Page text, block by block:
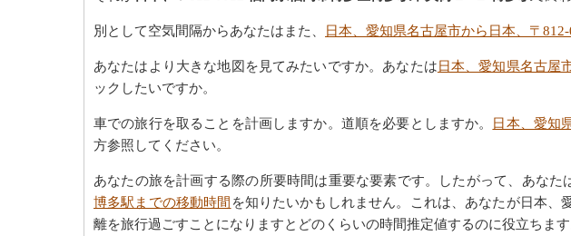
別として空気間隔からあなたはまた、 日本、愛知県名古屋市から日本、〒
あなたはより大きな地図を見てみたいですか。あなたは日本、愛知県名古屋
ックしたいですか。
車での旅行を取ることを計画しますか。道順を必要としますか。 日本、愛知
方参照してください。
あなたの旅を計画する際の所要時間は重要な要素です。したがって、あなた
博多駅までの移動時間 を知りたいかもしれません。これは、あなたが日本
離を旅行過ごすことになりますとどのくらいの時間推定値するのに役立ちます